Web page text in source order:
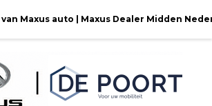
Maxus auto | Maxus Dealer Midden